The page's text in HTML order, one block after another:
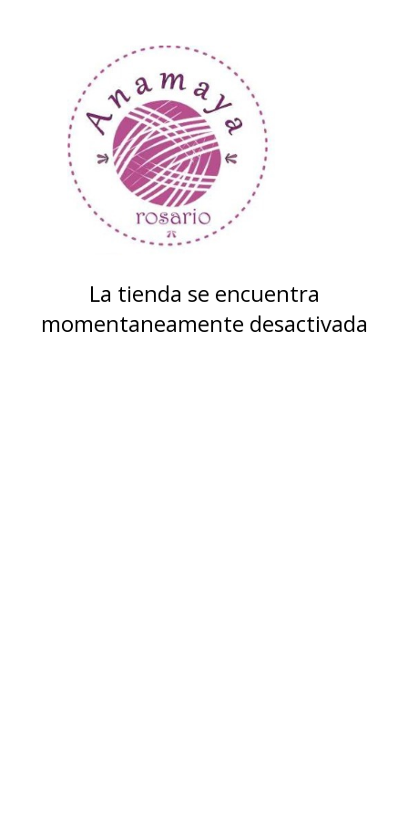
La tienda se encuentra
momentaneamente desactivada